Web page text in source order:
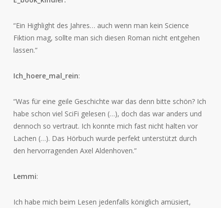
“Ein Highlight des Jahres… auch wenn man kein Science
Fiktion mag, sollte man sich diesen Roman nicht entgehen
lassen.”
Ich_hoere_mal_rein:
“Was für eine geile Geschichte war das denn bitte schön? Ich
habe schon viel SciFi gelesen (…), doch das war anders und
dennoch so vertraut. Ich konnte mich fast nicht halten vor
Lachen (…). Das Hörbuch wurde perfekt unterstützt durch
den hervorragenden Axel Aldenhoven.”
Lemmi:
Ich habe mich beim Lesen jedenfalls königlich amüsiert,